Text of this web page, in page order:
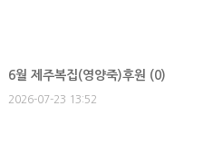
6월 제주복집(영양죽)후원 (0)
2026-07-23 13:52